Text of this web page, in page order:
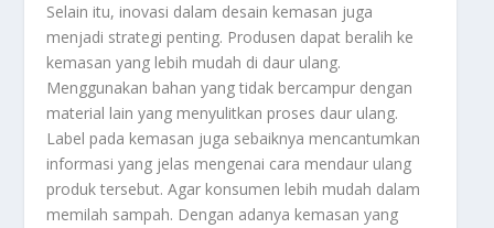
Selain itu, inovasi dalam desain kemasan juga
menjadi strategi penting. Produsen dapat beralih ke
kemasan yang lebih mudah di daur ulang.
Menggunakan bahan yang tidak bercampur dengan
material lain yang menyulitkan proses daur ulang.
Label pada kemasan juga sebaiknya mencantumkan
informasi yang jelas mengenai cara mendaur ulang
produk tersebut. Agar konsumen lebih mudah dalam
memilah sampah. Dengan adanya kemasan yang